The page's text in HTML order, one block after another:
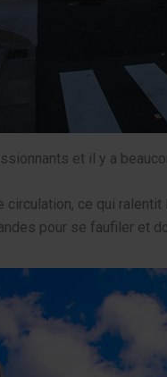
et il y a
ce qui
pour se faufiler et